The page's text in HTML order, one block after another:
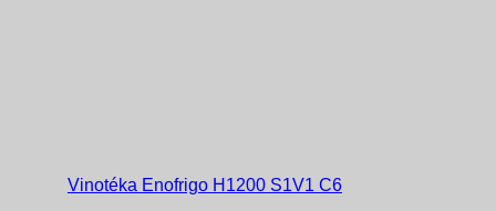
Vinotéka Enofrigo H1200 S1V1 C6